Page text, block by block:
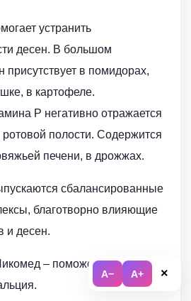
A− A+ ×
устранить
десен. В большом
присутствует в помидорах,
в картофеле.
Р негативно отражается
ротовой полости. Содержится
печени, в дрожжах.
сбалансированные
благотворно влияющие
и десен.
– поможет восполнить